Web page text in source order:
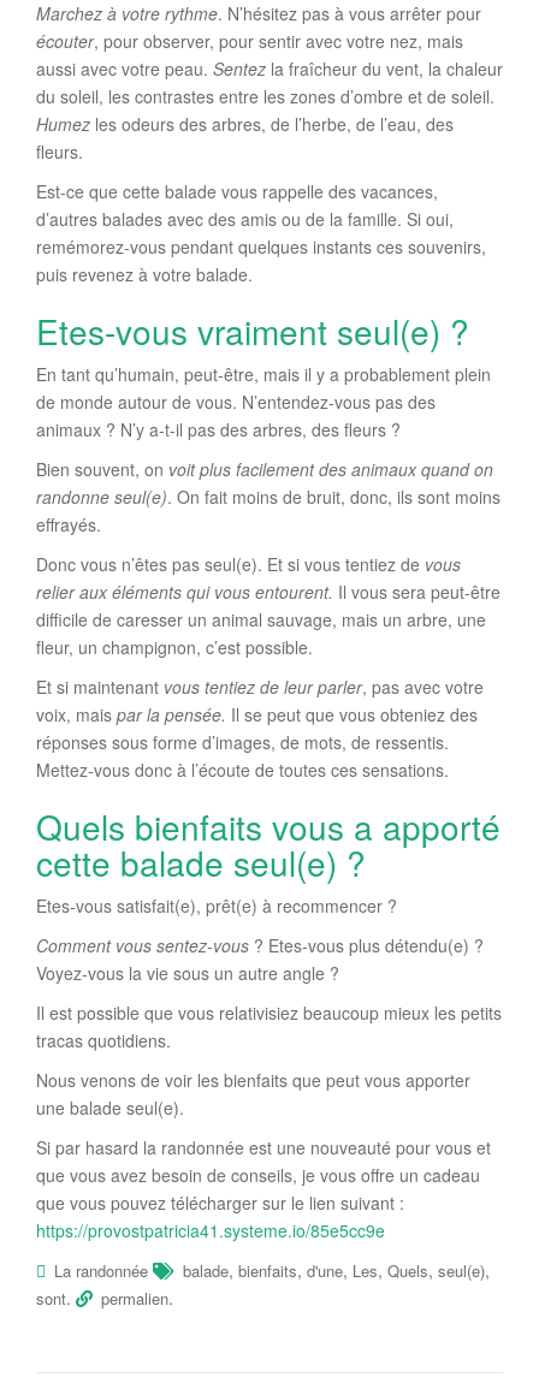
Marchez à votre rythme. N’hésitez pas à vous arrêter pour
écouter, pour observer, pour sentir avec votre nez, mais
aussi avec votre peau. Sentez la fraîcheur du vent, la chaleur
du soleil, les contrastes entre les zones d’ombre et de soleil.
Humez les odeurs des arbres, de l’herbe, de l’eau, des
fleurs.
Est-ce que cette balade vous rappelle des vacances,
d’autres balades avec des amis ou de la famille. Si oui,
remémorez-vous pendant quelques instants ces souvenirs,
puis revenez à votre balade.
Etes-vous vraiment seul(e) ?
En tant qu’humain, peut-être, mais il y a probablement plein
de monde autour de vous. N’entendez-vous pas des
animaux ? N’y a-t-il pas des arbres, des fleurs ?
Bien souvent, on voit plus facilement des animaux quand on
randonne seul(e). On fait moins de bruit, donc, ils sont moins
effrayés.
Donc vous n’êtes pas seul(e). Et si vous tentiez de vous
relier aux éléments qui vous entourent. Il vous sera peut-être
difficile de caresser un animal sauvage, mais un arbre, une
fleur, un champignon, c’est possible.
Et si maintenant vous tentiez de leur parler, pas avec votre
voix, mais par la pensée. Il se peut que vous obteniez des
réponses sous forme d’images, de mots, de ressentis.
Mettez-vous donc à l’écoute de toutes ces sensations.
Quels bienfaits vous a apporté
cette balade seul(e) ?
Etes-vous satisfait(e), prêt(e) à recommencer ?
Comment vous sentez-vous ? Etes-vous plus détendu(e) ?
Voyez-vous la vie sous un autre angle ?
Il est possible que vous relativisiez beaucoup mieux les petits
tracas quotidiens.
Nous venons de voir les bienfaits que peut vous apporter
une balade seul(e).
Si par hasard la randonnée est une nouveauté pour vous et
que vous avez besoin de conseils, je vous offre un cadeau
que vous pouvez télécharger sur le lien suivant :
https://provostpatricia41.systeme.io/85e5cc9e
La randonnée balade, bienfaits, d'une, Les, Quels, seul(e),
sont. permalien.